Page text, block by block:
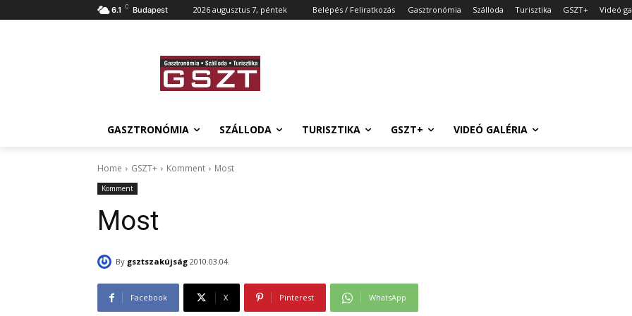
6.1 C Budapest 2026 augusztus 7, péntek Belépés / Feliratkozás Gasztronómia Szálloda Turisztika GSZT+ Videó
GASZTRONÓMIA SZÁLLODA TURISZTIKA GSZT+ VIDEÓ GALÉRIA
Home GSZT+ Komment Most
Komment
Most
By gsztszakújság 2010.03.04.
Facebook X Pinterest WhatsApp